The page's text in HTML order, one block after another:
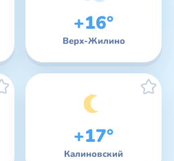
+16°
Верх-Жилино
+17°
Калиновский